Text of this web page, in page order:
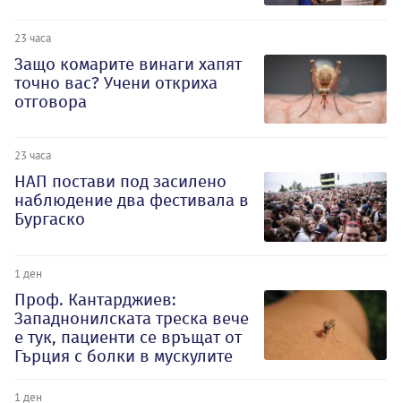
23 часа
Защо комарите винаги хапят
точно вас? Учени откриха
отговора
23 часа
НАП постави под засилено
наблюдение два фестивала в
Бургаско
1 ден
Проф. Кантарджиев:
Западнонилската треска вече
е тук, пациенти се връщат от
Гърция с болки в мускулите
1 ден